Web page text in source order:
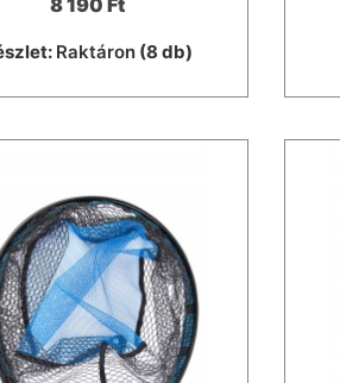
8 190 Ft
Raktáron(8 db)